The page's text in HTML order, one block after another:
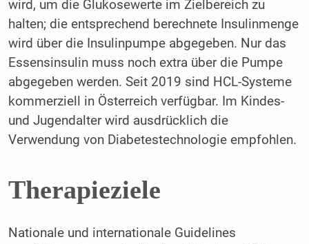
wird, um die Glukosewerte im Zielbereich zu
halten; die entsprechend berechnete Insulinmenge
wird über die Insulinpumpe abgegeben. Nur das
Essensinsulin muss noch extra über die Pumpe
abgegeben werden. Seit 2019 sind HCL-Systeme
kommerziell in Österreich verfügbar. Im Kindes-
und Jugendalter wird ausdrücklich die
Verwendung von Diabetestechnologie empfohlen.
Therapieziele
Nationale und internationale Guidelines